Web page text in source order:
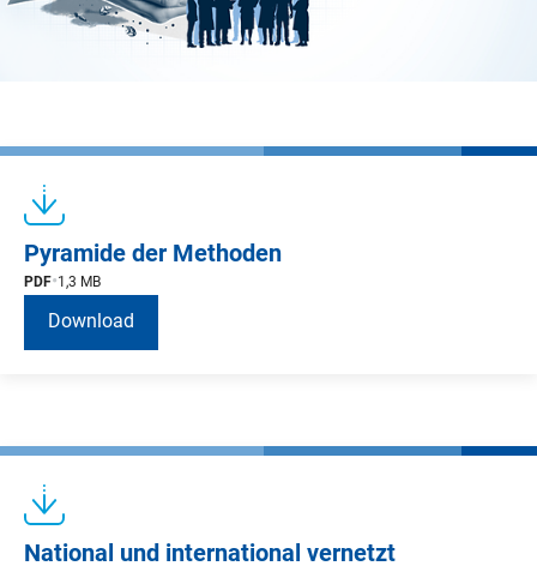
Pyramide der Methoden
PDF 1,3 MB
Download
National und international vernetzt